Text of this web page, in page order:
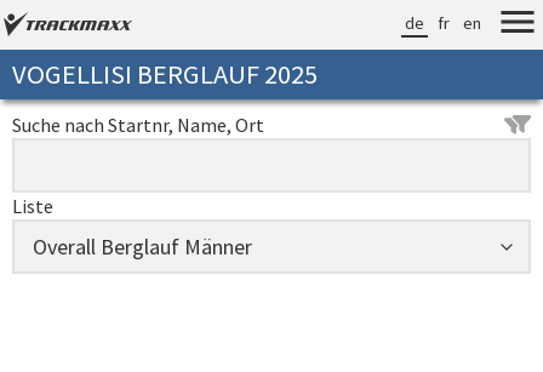
de fr en
VOGELLISI BERGLAUF 2025
Suche nach Startnr, Name, Ort
Liste